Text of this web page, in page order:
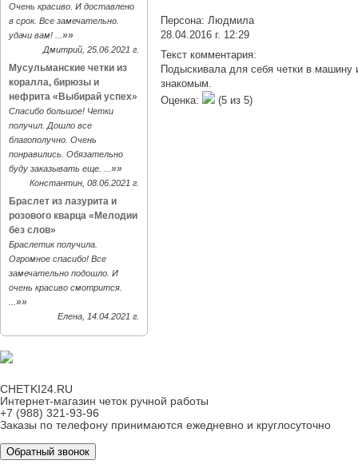
Очень красиво. И доставлено
в срок. Все замечательно.
удачи вам! ... »»
Дмитрий, 25.06.2021 г.
Мусульманские четки из
коралла, бирюзы и
нефрита «Выбирай успех»
Спасибо большое! Четки
получил. Дошло все
благополучно. Очень
понравились. Обязательно
буду заказывать еще. ... »»
Константин, 08.06.2021 г.
Браслет из лазурита и
розового кварца «Мелодии
без слов»
Браслетик получила.
Огромное спасибо! Все
замечательно подошло. И
очень красиво смотрится.
»»
Елена, 14.04.2021 г.
Персона: Людмила
28.04.2016 г. 12:29
Текст комментария:
Подыскивала для себя четки в
знакомым.
Оценка:
(5 из 5)
CHETKI24.RU
Интернет-магазин четок ручной работы
+7 (988) 321-93-96
Заказы по телефону принимаются ежедневно и круглосуточно
Обратный звонок